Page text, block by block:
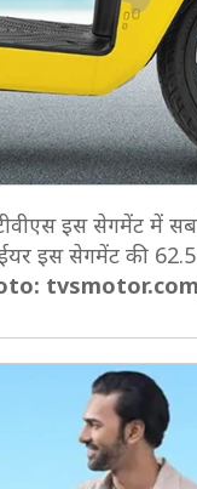
इस सेगमेंट में
इस सेगमेंट की 62.5